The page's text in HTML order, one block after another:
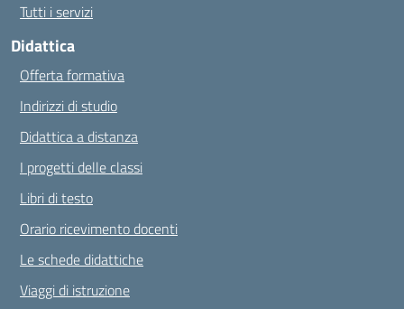
Tutti i servizi
Didattica
Offerta formativa
Indirizzi di studio
Didattica a distanza
I progetti delle classi
Libri di testo
Orario ricevimento docenti
Le schede didattiche
Viaggi di istruzione